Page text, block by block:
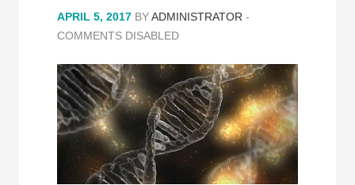
APRIL 5, 2017 BYADMINISTRATOR -
COMMENTS DISABLED